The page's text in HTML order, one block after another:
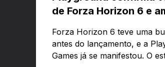
de Forza Horizon 6 e
Forza Horizon 6 teve uma
antes do lançamento, e a
Games já se manifestou. O